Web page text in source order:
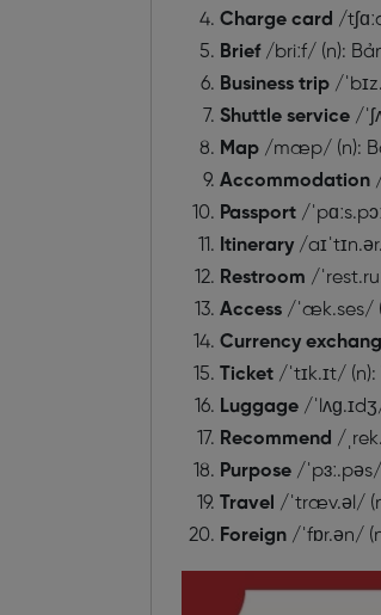
Charge card /
Brief/briːf/ (n):
Business trip /
Shuttle service /
Map /mæp/ (n):
Accommodation
Passport /
Itinerary /
Restroom /
Access /ˈæk.ses/
Currency
Ticket /ˈtɪk.ɪt/ (n):
Luggage /
Recommend /
Purpose /
Travel /ˈtræv.əl/
Foreign /ˈfɒr.ən/